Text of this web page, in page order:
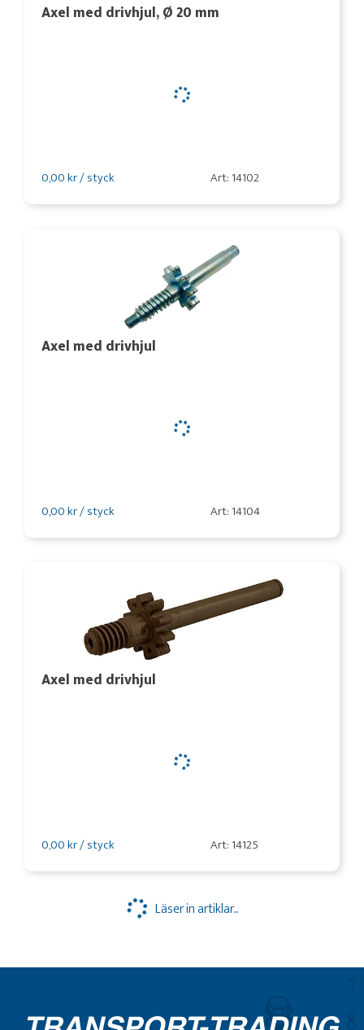
Axel med drivhjul, Ø 20 mm
0,00 kr / styck Art: 14102
Axel med drivhjul
0,00 kr / styck Art: 14104
Axel med drivhjul
0,00 kr / styck Art: 14125
Läser in artiklar...